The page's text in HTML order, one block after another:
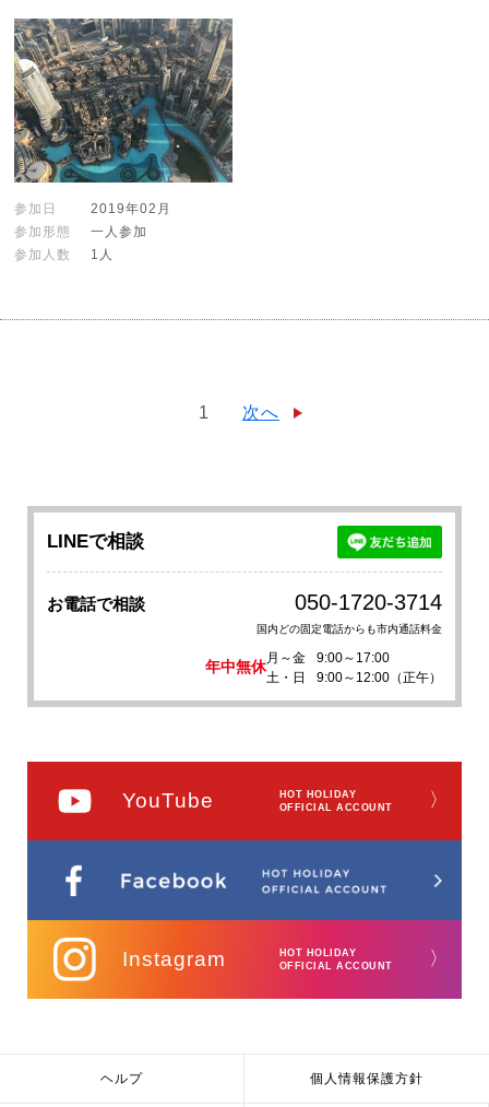
参加日
2019年02月
参加形態
一人参加
参加人数
1人
1 次へ
LINEで相談
お電話で相談 050-1720-3714
国内どの固定電話からも市内通話料金
年中無休
月～金
9:00～17:00
土・日
9:00～12:00（正午）
YouTube
HOT HOLIDAY
OFFICIAL ACCOUNT
〉
Instagram
HOT HOLIDAY
OFFICIAL ACCOUNT
〉
ヘルプ 個人情報保護方針